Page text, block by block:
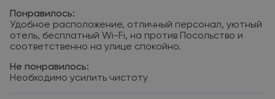
Понравилось:
Удобное расположение, отличный персонал, уютный
отель, бесплатный Wi-Fi, на против Посольство и
соответственно на улице спокойно.
Не понравилось:
Необходимо усилить чистоту